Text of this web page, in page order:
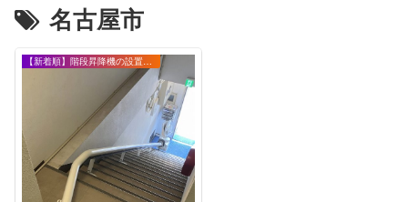
名古屋市
【新着順】階段昇降機の設置事例・お客様の声